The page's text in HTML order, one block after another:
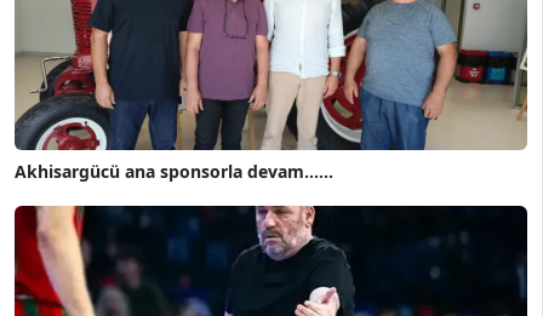
Akhisargücü ana sponsorla devam......